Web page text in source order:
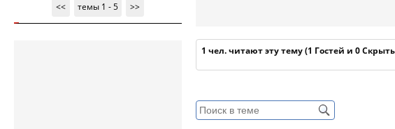
<<
темы 1 - 5 >>
1 чел. читают эту тему (1 Гостей и 0